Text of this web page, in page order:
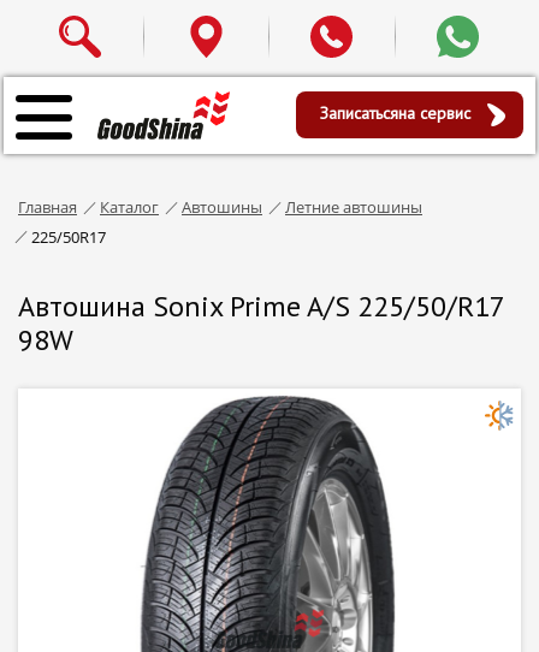
Записатьсяна сервис
Главная Каталог Автошины
Летние автошины
225/50R17
Автошина Sonix Prime A/S 225/50/R17
98W